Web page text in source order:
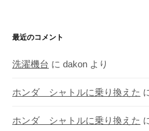
最近のコメント
洗濯機台 に dakon より
ホンダ シャトルに乗り換えた
ホンダ シャトルに乗り換えた